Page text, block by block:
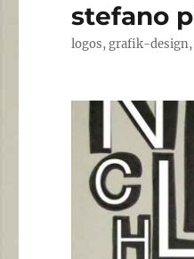
stefano
logos, grafik-